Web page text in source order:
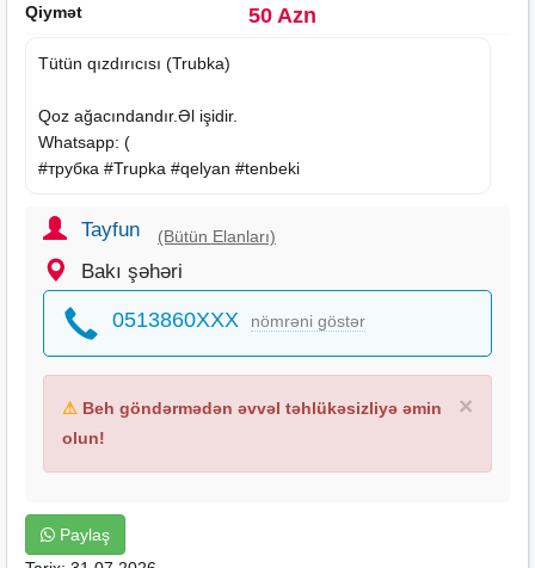
Qiymət
50 Azn
Tütün qızdırıcısı (Trubka)
Qoz ağacındandır.Əl işidir.
Whatsapp: (
#трубка #Trupka #qelyan #tenbeki
Tayfun (Bütün Elanları)
Bakı şəhəri
0513860XXX nömrəni göstər
×
⚠ Beh göndərmədən əvvəl təhlükəsizliyə əmin
olun!
Paylaş